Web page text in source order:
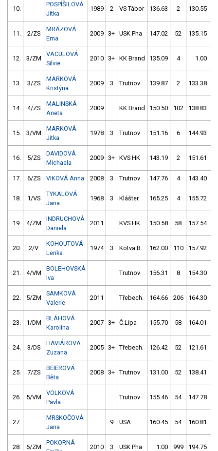
10.
POSPÍŠILOVÁ
Jitka
1989 2 VS Tábor 136.63 2 130.55
11. 2/ZS
MRÁZOVÁ
Ema
2009 3+ USK Pha 147.02 52 135.15
12. 3/ZM
VACULOVÁ
Silvie
2010 3+ KK Brand 135.09 4 1.00
13. 3/ZS
MARKOVÁ
Kristýna
2009 3 Trutnov 139.87 2 133.38
14. 4/ZS
MALINSKÁ
Aneta
2009 KK Brand 150.50 102 138.83
15. 3/VM
MARKOVÁ
Jitka
1978 3 Trutnov 151.16 6 144.93
16. 5/ZS
DAVIDOVÁ
Michaela
2009 3+ KVS HK 143.19 2 151.61
17. 6/ZS VIKOVÁ Anna 2008 3 Trutnov 147.76 4 143.40
18. 1/VS
TYKALOVÁ
Jana
1968 3 Klášter. 165.25 4 155.72
19. 4/ZM
INDRUCHOVÁ
Daniela
2011 KVS HK 150.58 58 157.54
20. 2/V
KOHOUTOVÁ
Lenka
1974 3 Kotva B. 162.00 110 157.92
21. 4/VM
BOLEHOVSKÁ
Iva
Trutnov 156.31 8 154.30
22. 5/ZM
SAMKOVÁ
Valerie
2011 Třebech. 164.66 206 164.30
23. 1/DM
BLÁHOVÁ
Karolína
2007 3+ Č.Lípa 155.70 58 164.01
24. 3/DS
HAVIÁROVÁ
Zuzana
2005 3+ Třebech. 126.42 52 121.61
25. 7/ZS
BEIEROVÁ
Běta
2008 3+ Trutnov 131.00 52 138.41
26. 5/VM
VOLKOVÁ
Pavla
Trutnov 155.46 54 147.78
27.
MRSKOČOVÁ
Jana
9 USA 160.45 54 160.81
28. 6/ZM
POKORNÁ
2010 3 USK Pha 1.00 999 194.75